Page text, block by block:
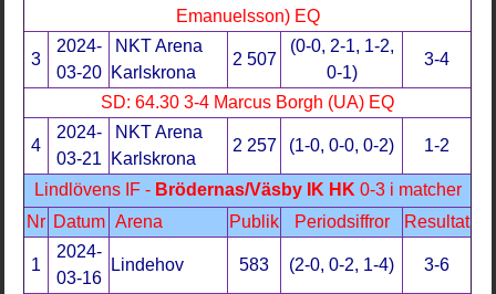
Emanuelsson) EQ
3
2024-
03-20
NKT Arena
Karlskrona
2 507
(0-0, 2-1, 1-2,
0-1)
3-4
SD: 64.30 3-4 Marcus Borgh (UA) EQ
4
2024-
03-21
NKT Arena
Karlskrona
2 257 (1-0, 0-0, 0-2) 1-2
Lindlövens IF - Brödernas/Väsby IK HK 0-3 i matcher
Nr Datum Arena Publik Periodsiffror Resultat
1
2024-
03-16
Lindehov 583 (2-0, 0-2, 1-4) 3-6